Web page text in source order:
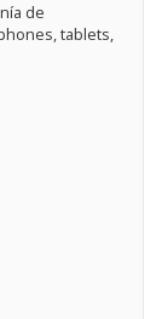
de
tablets,